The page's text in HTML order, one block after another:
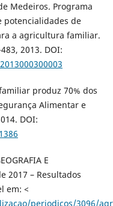
Medeiros. Programa
potencialidades de
a agricultura familiar.
2013. DOI:
produz 70% dos
Alimentar e
DOI:
E
2017 – Resultados
em: <
periodicos/3096/